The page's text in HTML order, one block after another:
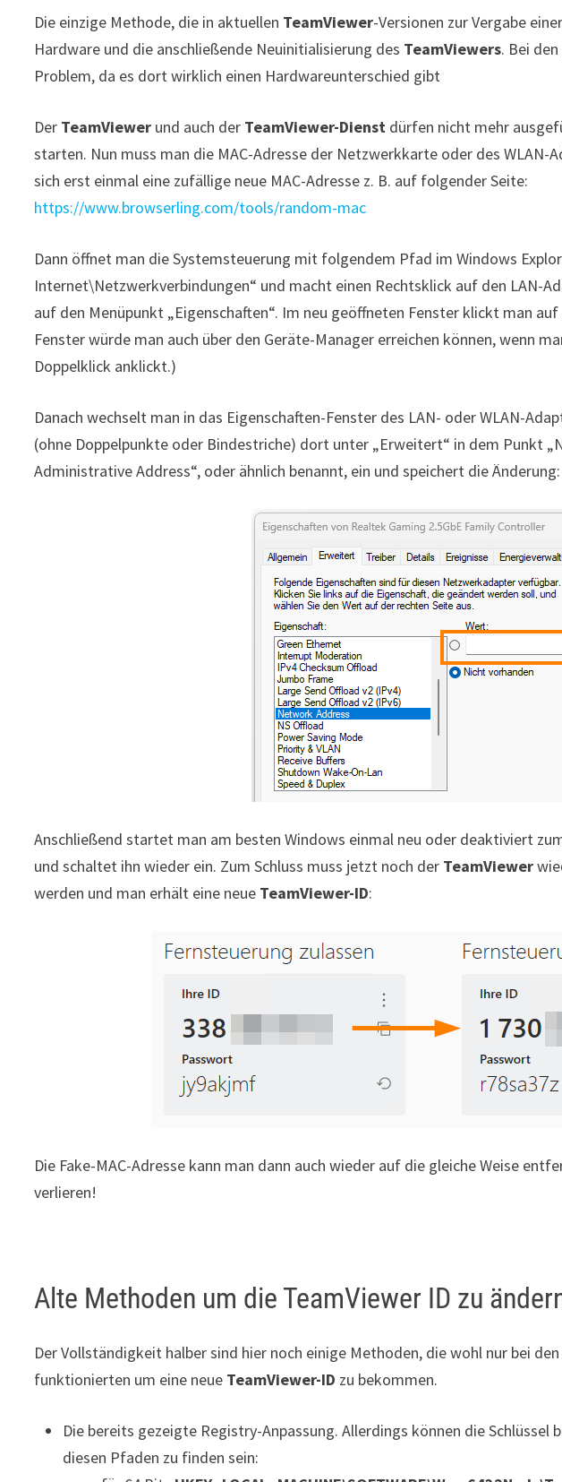
Die einzige Methode, die in aktuellen TeamViewer-Versionen zur Vergabe
Hardware und die anschließende Neuinitialisierung des TeamViewers. Bei
Problem, da es dort wirklich einen Hardwareunterschied gibt
Der TeamViewer und auch der TeamViewer-Dienst dürfen nicht mehr
starten. Nun muss man die MAC-Adresse der Netzwerkkarte oder des WLAN-
sich erst einmal eine zufällige neue MAC-Adresse z. B. auf folgender Seite:
https://www.browserling.com/tools/random-mac
Dann öffnet man die Systemsteuerung mit folgendem Pfad im Windows
Internet\Netzwerkverbindungen“ und macht einen Rechtsklick auf den LAN-
auf den Menüpunkt „Eigenschaften“. Im neu geöffneten Fenster klickt man
Fenster würde man auch über den Geräte-Manager erreichen können, wenn
Doppelklick anklickt.)
Danach wechselt man in das Eigenschaften-Fenster des LAN- oder WLAN-
(ohne Doppelpunkte oder Bindestriche) dort unter „Erweitert“ in dem Punkt
Administrative Address“, oder ähnlich benannt, ein und speichert die Änderung:
Anschließend startet man am besten Windows einmal neu oder deaktiviert
und schaltet ihn wieder ein. Zum Schluss muss jetzt noch der TeamViewer
werden und man erhält eine neue TeamViewer-ID:
Die Fake-MAC-Adresse kann man dann auch wieder auf die gleiche Weise
verlieren!
Alte Methoden um die TeamViewer ID zu
Der Vollständigkeit halber sind hier noch einige Methoden, die wohl nur bei
funktionierten um eine neue TeamViewer-ID zu bekommen.
Die bereits gezeigte Registry-Anpassung. Allerdings können die Schlüssel
diesen Pfaden zu finden sein: